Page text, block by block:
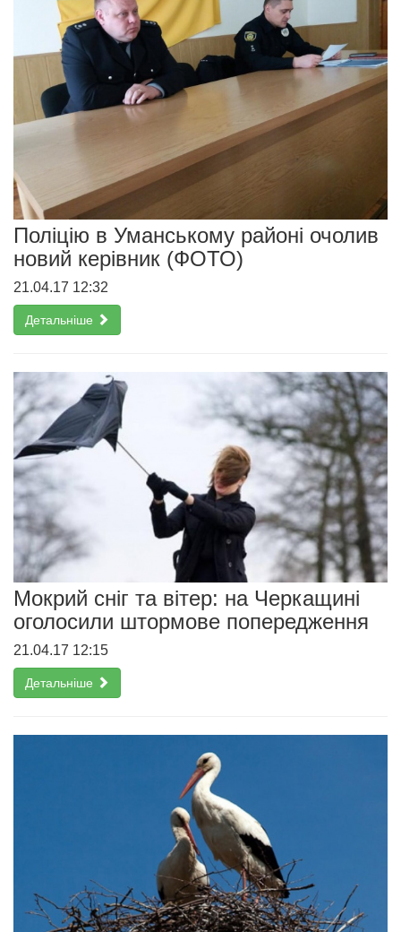
Поліцію в Уманському районі очолив
новий керівник (ФОТО)
21.04.17 12:32
Детальніше
Мокрий сніг та вітер: на Черкащині
оголосили штормове попередження
21.04.17 12:15
Детальніше